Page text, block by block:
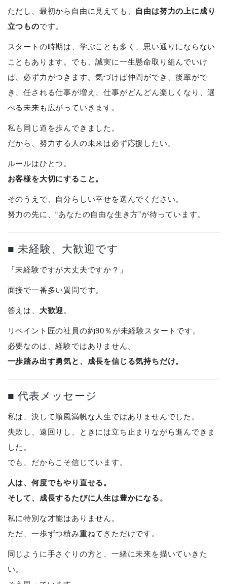
ただし、最初から自由に見えても、 自由は努力の上に成り
立つものです。
スタートの時期は、学ぶことも多く、思い通りにならない
こともあります。でも、誠実に一生懸命取り組んでいけ
ば、必ず力がつきます。気づけば仲間ができ、後輩がで
き、任される仕事が増え、仕事がどんどん楽しくなり、選
べる未来も広がっていきます。
私も同じ道を歩んできました。
だから、努力する人の未来は必ず応援したい。
ルールはひとつ。
お客様を大切にすること。
そのうえで、自分らしい幸せを選んでください。
努力の先に、“あなたの自由な生き方”が待っています。
■ 未経験、大歓迎です
「未経験ですが大丈夫ですか？」
面接で一番多い質問です。
答えは、 大歓迎。
リペイント匠の社員の約90％が未経験スタートです。
必要なのは、経験ではありません。
一歩踏み出す勇気と、成長を信じる気持ちだけ。
■ 代表メッセージ
私は、決して順風満帆な人生ではありませんでした。
失敗し、遠回りし、ときには立ち止まりながら進んできま
した。
でも、だからこそ信じています。
人は、何度でもやり直せる。
そして、成長するたびに人生は豊かになる。
私に特別な才能はありません。
ただ、一歩ずつ積み重ねてきただけです。
同じように手さぐりの方と、一緒に未来を描いていきた
い。